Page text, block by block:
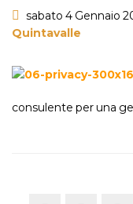
Questionario
Blog e info
FAQ
sabato 4 Gennaio
Quintavalle
consulente per una